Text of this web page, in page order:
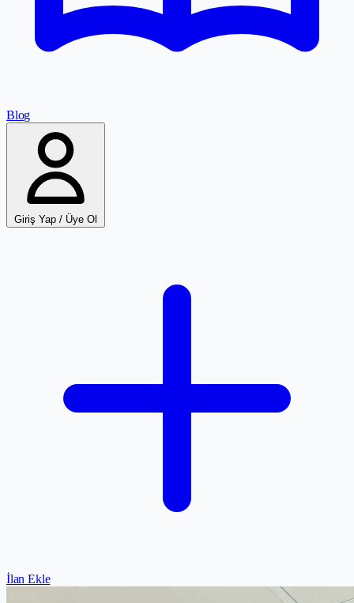
Blog
Giriş Yap / Üye Ol
İlan Ekle